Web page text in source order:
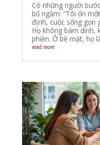
Có những người
bố ngầm: “Tôi ổn
định, cuộc sống gọn
Họ không bám dính,
phiền. Ở bề mặt, họ
read more